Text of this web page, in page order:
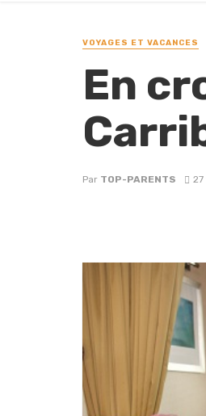
VOYAGES ET VACANCES
En
Par TOP-PARENTS